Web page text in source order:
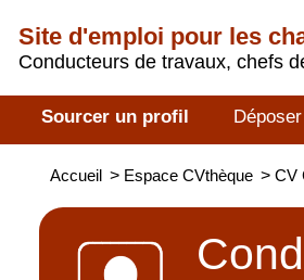
Site d'emploi pour les
Conducteurs de travaux, chefs
Sourcer un profil
Accueil > Espace CVthèque > CV